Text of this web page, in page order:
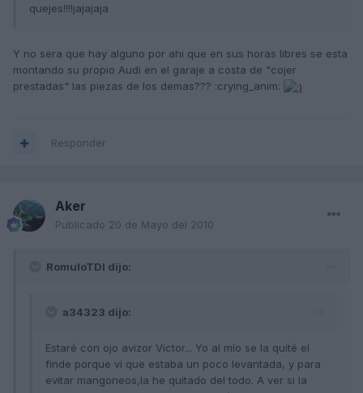
quejes!!!!jajajaja
Y no sera que hay alguno por ahi que en sus horas libres se esta
montando su propio Audi en el garaje a costa de "cojer
prestadas" las piezas de los demas??? :crying_anim:
Responder
Aker
Publicado 20 de Mayo del 2010
RomuloTDI dijo:
a34323 dijo:
Estaré con ojo avizor Victor... Yo al mío se la quité el
finde porque ví que estaba un poco levantada, y para
evitar mangoneos,la he quitado del todo. A ver si la